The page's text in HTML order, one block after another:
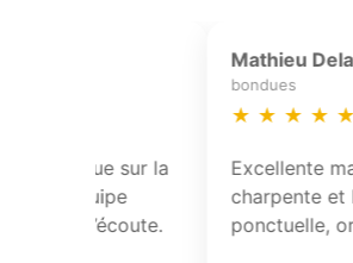
Intervention très professionnelle sur
la toiture avec un diagnostic précis.
Reprise d’étanchéité et finitions